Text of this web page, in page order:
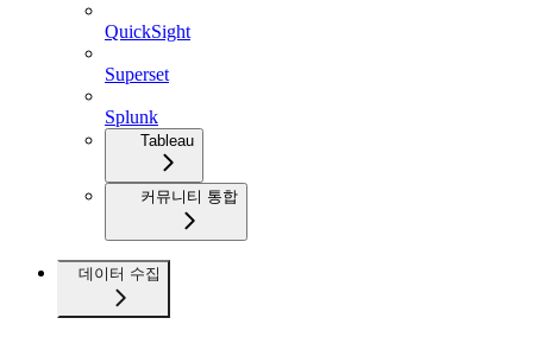
QuickSight
Superset
Splunk
Tableau
커뮤니티 통합
데이터 수집